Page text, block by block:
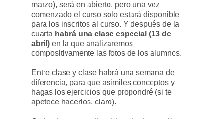
marzo), será en abierto, pero una vez
comenzado el curso solo estará disponible
para los inscritos al curso. Y después de la
cuarta habrá una clase especial (13 de
abril) en la que analizaremos
compositivamente las fotos de los alumnos.
Entre clase y clase habrá una semana de
diferencia, para que asimiles conceptos y
hagas los ejercicios que propondré (si te
apetece hacerlos, claro).